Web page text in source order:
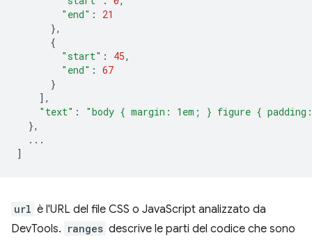
"end" :
21
},
{
"start" : 45,
"end" : 67
}
],
"text" :
"body { margin: 1em; } figure {
},
...
]
url è l'URL del file CSS o JavaScript analizzato da
DevTools. ranges descrive le parti del codice che sono